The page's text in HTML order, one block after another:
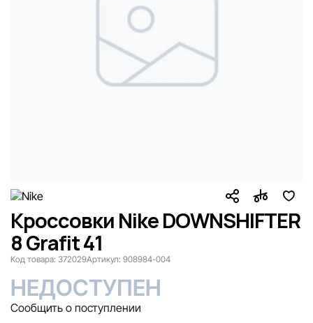
Кроссовки Nike DOWNSHIFTER
8 Grafit 41
Код товара: 372029Артикул: 908984-004
НЕДОСТУПЕН
Сообщить о поступлении